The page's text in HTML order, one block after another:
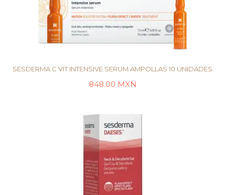
SESDERMA C VIT INTENSIVE SERUM AMPOLLAS 10 UNIDADES
848.00 MXN